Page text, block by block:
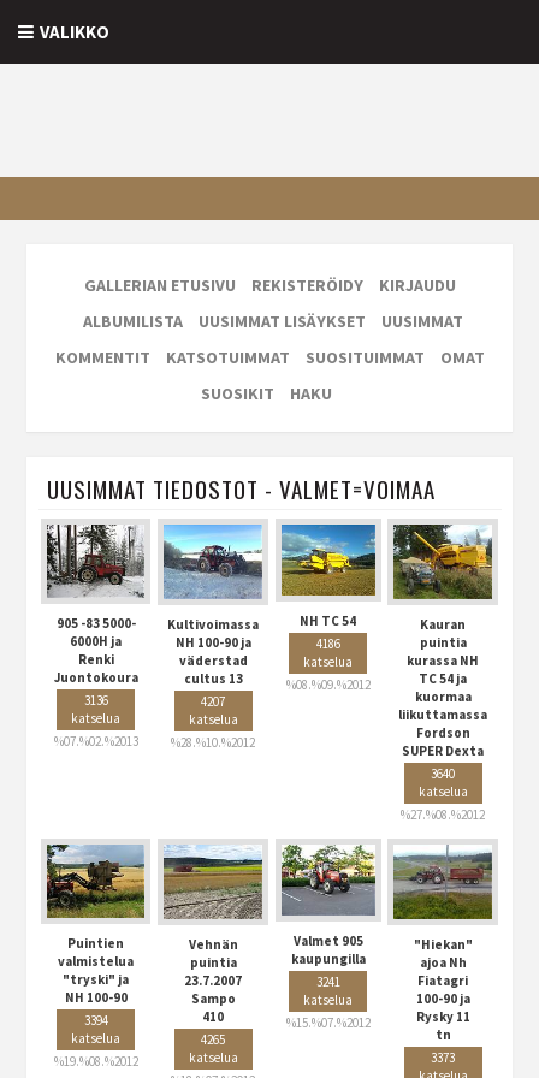
VALIKKO
GALLERIAN ETUSIVU REKISTERÖIDY
KIRJAUDU
ALBUMILISTA
UUSIMMAT LISÄYKSET
UUSIMMAT
KOMMENTIT
KATSOTUIMMAT SUOSITUIMMAT
OMAT
SUOSIKIT
HAKU
UUSIMMAT TIEDOSTOT - VALMET=VOIMAA
905 -83 5000-
6000H ja
Renki
Juontokoura
3136
katselua
%07.%02.%2013
Kultivoimassa
NH 100-90 ja
väderstad
cultus 13
4207
katselua
%28.%10.%2012
NH TC 54
4186
katselua
%08.%09.%2012
Kauran
puintia
kurassa NH
TC 54 ja
kuormaa
liikuttamassa
Fordson
SUPER Dexta
3640
katselua
%27.%08.%2012
Puintien
valmistelua
"tryski" ja
NH 100-90
3394
katselua
%19.%08.%2012
Vehnän
puintia
23.7.2007
Sampo
410
4265
katselua
Valmet 905
kaupungilla
3241
katselua
%15.%07.%2012
"Hiekan"
ajoa Nh
Fiatagri
100-90 ja
Rysky 11
tn
3373